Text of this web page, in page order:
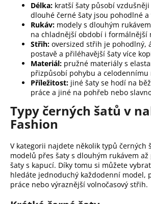
Délka: kratší šaty působí
dlouhé černé šaty jsou pohodlné a
Rukáv: modely s dlouhým
na chladnější období i formálnější
Střih: oversized střih je pohodlný,
postavě a přiléhavější šaty více
Materiál: pružné materiály s
přizpůsobí pohybu a celodennímu
Příležitost: jiné šaty se hodí na
práce a jiné na pohřeb nebo
Typy černých šatů v
Fashion
V kategorii najdete několik typů černých
modelů přes šaty s dlouhým rukávem
šaty s kapucí. Díky tomu si můžete
hledáte jednoduchý každodenní model,
práce nebo výraznější volnočasový střih.